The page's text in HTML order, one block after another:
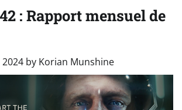
: Rapport mensuel de
by Korian Munshine